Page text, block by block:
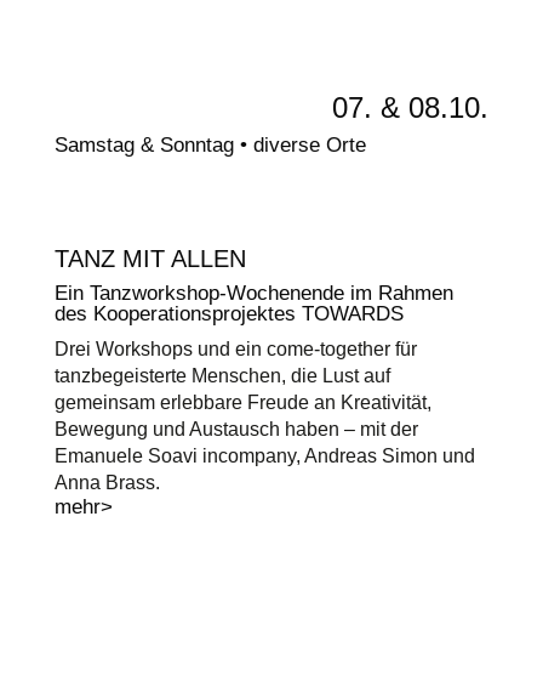
07. & 08.10.
Samstag & Sonntag • diverse Orte
TANZ MIT ALLEN
Ein Tanzworkshop-Wochenende im Rahmen
des Kooperationsprojektes TOWARDS
Drei Workshops und ein come-together für
tanzbegeisterte Menschen, die Lust auf
gemeinsam erlebbare Freude an Kreativität,
Bewegung und Austausch haben – mit der
Emanuele Soavi incompany, Andreas Simon und
Anna Brass.
mehr>